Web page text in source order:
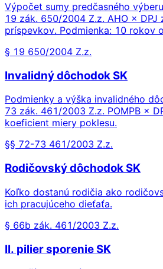
Výpočet sumy predčasného
19 zák. 650/2004 Z.z. AHO × DPJ
príspevkov. Podmienka: 10 rokov
§ 19 650/2004 Z.z.
Invalidný dôchodok SK
Podmienky a výška invalidného
73 zák. 461/2003 Z.z. POMPB ×
koeficient miery poklesu.
§§ 72-73 461/2003 Z.z.
Rodičovský dôchodok SK
Koľko dostanú rodičia ako
ich pracujúceho dieťaťa.
§ 66b zák. 461/2003 Z.z.
II. pilier sporenie SK